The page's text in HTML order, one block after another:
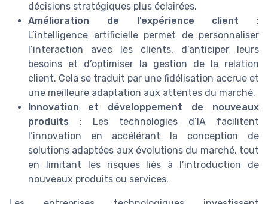
décisions stratégiques plus éclairées.
Amélioration de l’expérience client :
L’intelligence artificielle permet de personnaliser
l’interaction avec les clients, d’anticiper leurs
besoins et d’optimiser la gestion de la relation
client. Cela se traduit par une fidélisation accrue et
une meilleure adaptation aux attentes du marché.
Innovation et développement de nouveaux
produits : Les technologies d’IA facilitent
l’innovation en accélérant la conception de
solutions adaptées aux évolutions du marché, tout
en limitant les risques liés à l’introduction de
nouveaux produits ou services.